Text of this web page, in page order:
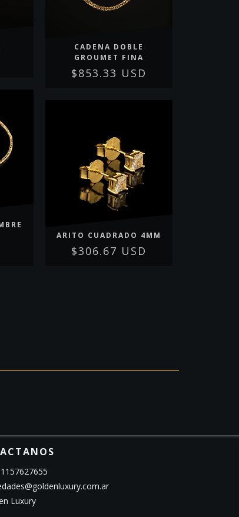
CADENA DOBLE
GROUMET FINA
$853.33 USD
ARITO CUADRADO 4MM
$306.67 USD
Luxury